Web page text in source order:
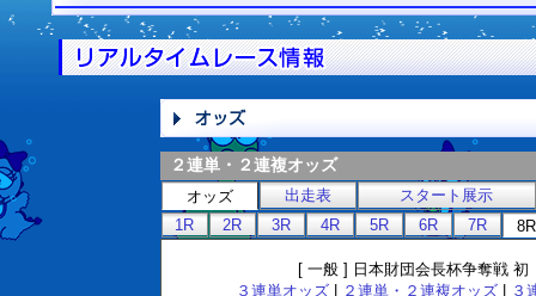
２連単・２連複オッズ
オッズ 出走表
スタート展示
1R
2R 3R 4R 5R 6R 7R 8R
[ 一般 ] 日本財団会長杯争奪
３連単オッズ| ２連単・２連複オッズ|
３